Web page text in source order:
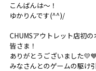
こんばんは～！
ゆかりんです(^^)/
CHUMSアウトレット店初
皆さま！
ありがとうございました
みなさんとのゲームの駆け